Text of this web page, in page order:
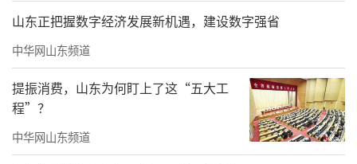
舍利宝塔矗立运河畔
山东正把握数字经济发展新机遇，建设数字强省
中华网山东频道
提振消费，山东为何盯上了这“五大工
程”？
中华网山东频道